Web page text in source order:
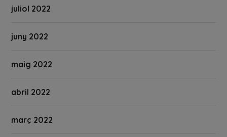
juliol 2022
juny 2022
maig 2022
abril 2022
març 2022